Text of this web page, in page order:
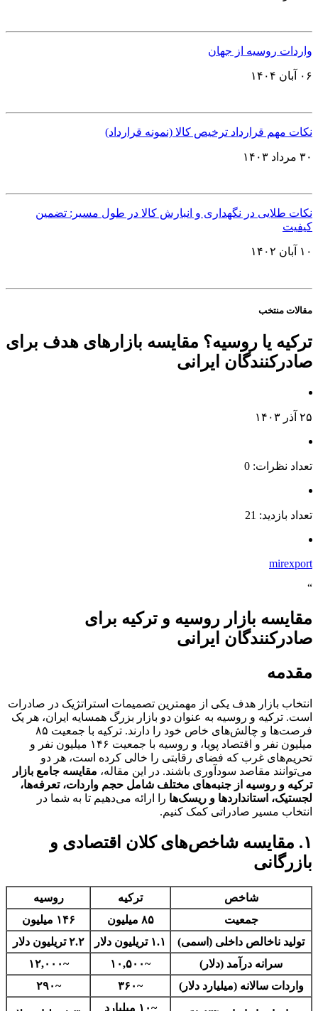
واردات روسیه از جهان
۰۶ آبان ۱۴۰۴
نکات مهم قرارداد ترخیص کالا (نمونه قرارداد)
۳۰ مرداد ۱۴۰۳
نکات طلایی در نگهداری و انبارش کالا در طول مسیر: تضمین
کیفیت
۱۰ آبان ۱۴۰۲
مقالات منتخب
ترکیه یا روسیه؟ مقایسه بازارهای هدف برای
صادرکنندگان ایرانی
۲۵ آذر ۱۴۰۳
تعداد نظرات: 0
تعداد بازدید: 21
mirexport
“
مقایسه بازار روسیه و ترکیه برای
صادرکنندگان ایرانی
مقدمه
انتخاب بازار هدف یکی از مهمترین تصمیمات استراتژیک در صادرات
است. ترکیه و روسیه به عنوان دو بازار بزرگ همسایه ایران، هر یک
فرصت‌ها و چالش‌های خاص خود را دارند. ترکیه با جمعیت ۸۵
میلیون نفر و اقتصاد پویا، و روسیه با جمعیت ۱۴۶ میلیون نفر و
تحریم‌های غرب که فضای رقابتی را خالی کرده است، هر دو
می‌توانند مقاصد سودآوری باشند. در این مقاله، مقایسه جامع بازار
ترکیه و روسیه از جنبه‌های مختلف شامل حجم واردات، تعرفه‌ها،
لجستیک، استانداردها و ریسک‌ها را ارائه می‌دهیم تا به شما در
انتخاب مسیر صادراتی کمک کنیم.
۱. مقایسه شاخص‌های کلان اقتصادی و
بازرگانی
شاخص ترکیه
روسیه
جمعیت
۸۵ میلیون
۱۴۶ میلیون
تولید ناخالص داخلی (اسمی)
۱.۱ تریلیون دلار
۲.۲ تریلیون دلار
سرانه درآمد (دلار)
~۱۰,۵۰۰
~۱۲,۰۰۰
واردات سالانه (میلیارد دلار)
~۳۶۰ ~۲۹۰
~۱۰ میلیارد